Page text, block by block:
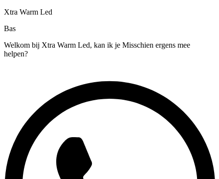
Xtra Warm Led
Bas
Welkom bij Xtra Warm Led, kan ik je Misschien ergens mee
helpen?